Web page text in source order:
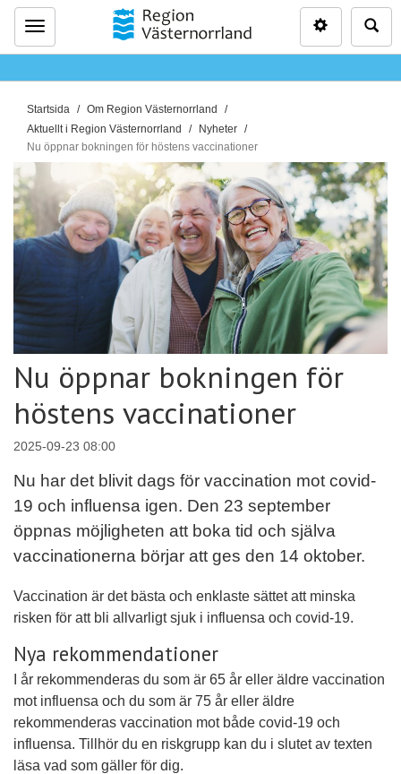
Meny
D
u
ä
r
h
ä
r
:
Startsida
Om Region Västernorrland
Aktuellt i Region Västernorrland
Nyheter
Nu öppnar bokningen för höstens vaccinationer
Nu öppnar bokningen för
höstens vaccinationer
2025-09-23 08:00
Nu har det blivit dags för vaccination mot covid-
19 och influensa igen. Den 23 september
öppnas möjligheten att boka tid och själva
vaccinationerna börjar att ges den 14 oktober.
Vaccination är det bästa och enklaste sättet att minska
risken för att bli allvarligt sjuk i influensa och covid-19.
Nya rekommendationer
I år rekommenderas du som är 65 år eller äldre vaccination
mot influensa och du som är 75 år eller äldre
rekommenderas vaccination mot både covid-19 och
influensa. Tillhör du en riskgrupp kan du i slutet av texten
läsa vad som gäller för dig.